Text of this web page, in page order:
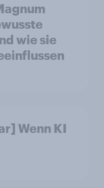
wie sie
Wenn KI